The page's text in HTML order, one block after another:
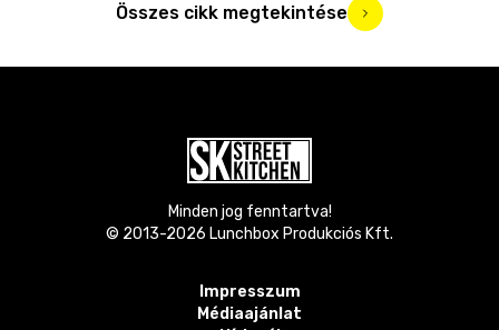
Összes cikk megtekintése
Minden jog fenntartva!
© 2013-2026 Lunchbox Produkciós Kft.
Impresszum
Médiaajánlat